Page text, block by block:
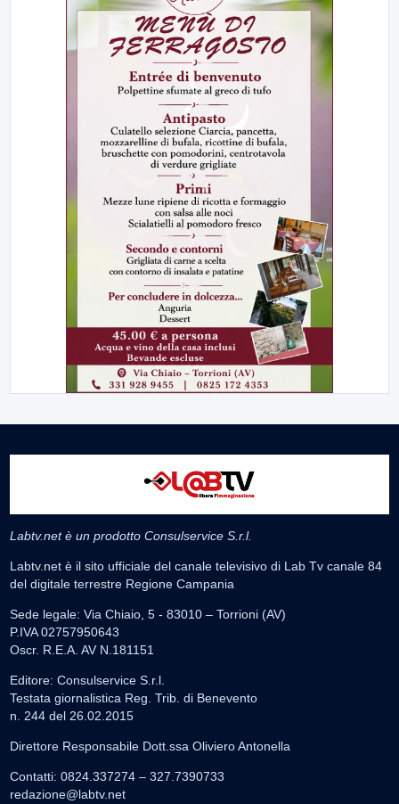
Labtv.net è un prodotto Consulservice S.r.l.
Labtv.net è il sito ufficiale del canale televisivo di Lab Tv canale 84
del digitale terrestre Regione Campania
Sede legale: Via Chiaio, 5 - 83010 – Torrioni (AV)
P.IVA 02757950643
Oscr. R.E.A. AV N.181151
Editore: Consulservice S.r.l.
Testata giornalistica Reg. Trib. di Benevento
n. 244 del 26.02.2015
Direttore Responsabile Dott.ssa Oliviero Antonella
Contatti: 0824.337274 – 327.7390733
redazione@labtv.net